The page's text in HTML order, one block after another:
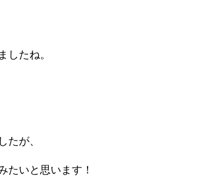
したね。
たが、
たいと思います！